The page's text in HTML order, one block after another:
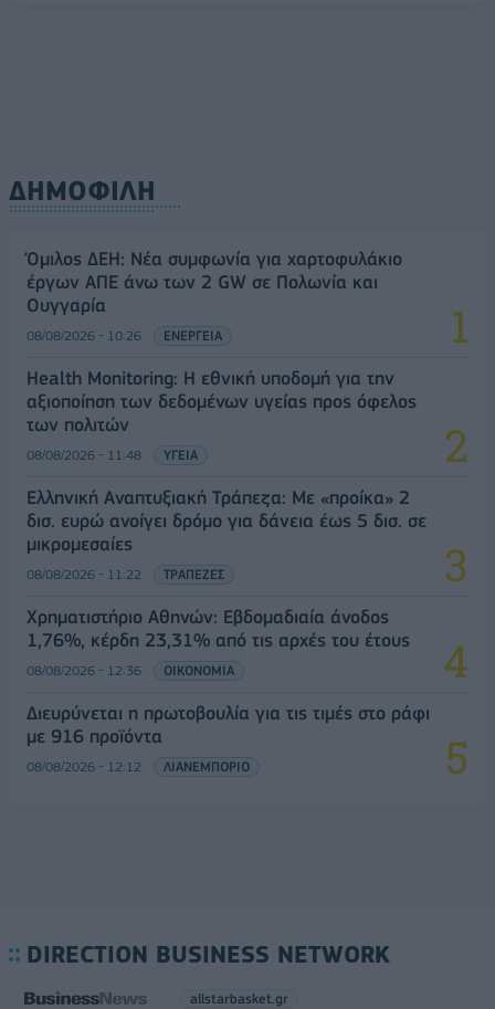
ΔΗΜΟΦΙΛΗ
Όμιλος ΔΕΗ: Νέα συμφωνία για χαρτοφυλάκιο
έργων ΑΠΕ άνω των 2 GW σε Πολωνία και
Ουγγαρία
08/08/2026 - 10:26 ΕΝΕΡΓΕΙΑ
Health Monitoring: Η εθνική υποδομή για την
αξιοποίηση των δεδομένων υγείας προς όφελος
των πολιτών
08/08/2026 - 11:48 ΥΓΕΙΑ
Ελληνική Αναπτυξιακή Τράπεζα: Με «προίκα» 2
δισ. ευρώ ανοίγει δρόμο για δάνεια έως 5 δισ. σε
μικρομεσαίες
08/08/2026 - 11:22 ΤΡΑΠΕΖΕΣ
Χρηματιστήριο Αθηνών: Εβδομαδιαία άνοδος
1,76%, κέρδη 23,31% από τις αρχές του έτους
08/08/2026 - 12:36 ΟΙΚΟΝΟΜΙΑ
Διευρύνεται η πρωτοβουλία για τις τιμές στο ράφι
με 916 προϊόντα
08/08/2026 - 12:12 ΛΙΑΝΕΜΠΟΡΙΟ
DIRECTION BUSINESS NETWORK
allstarbasket.gr